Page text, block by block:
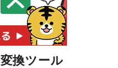
換ツール